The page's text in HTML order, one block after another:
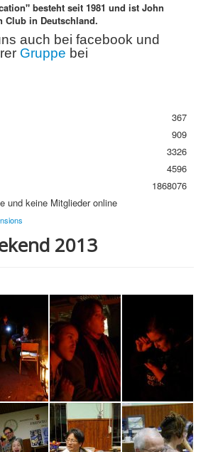
besteht seit 1981 und ist John
Club in Deutschland.
auch bei facebook und
Gruppe bei
367
909
3326
4596
1868076
und keine Mitglieder online
2013